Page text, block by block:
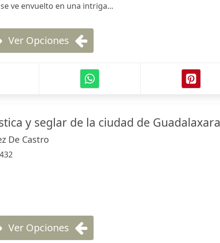
ve envuelto en una intriga...
Ver Opciones
y seglar de la ciudad de Guadalaxara
De Castro
432
Ver Opciones